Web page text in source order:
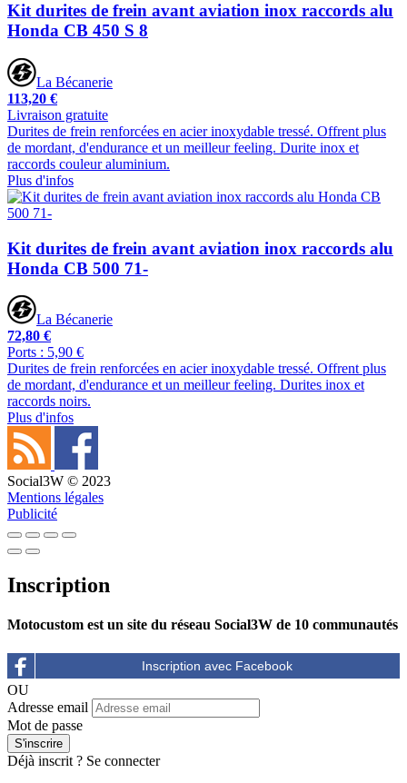
Kit durites de frein avant aviation inox raccords alu
Honda CB 450 S 8
La Bécanerie
113,20 €
Livraison gratuite
Durites de frein renforcées en acier inoxydable tressé. Offrent plus
de mordant, d'endurance et un meilleur feeling. Durite inox et
raccords couleur aluminium.
Plus d'infos
Kit durites de frein avant aviation inox raccords alu
Honda CB 500 71-
La Bécanerie
72,80 €
Ports : 5,90 €
Durites de frein renforcées en acier inoxydable tressé. Offrent plus
de mordant, d'endurance et un meilleur feeling. Durites inox et
raccords noirs.
Plus d'infos
Social3W © 2023
Mentions légales
Publicité
Inscription
Motocustom est un site du réseau Social3W de 10 communautés
OU
Adresse email
Mot de passe
Déjà inscrit ? Se connecter